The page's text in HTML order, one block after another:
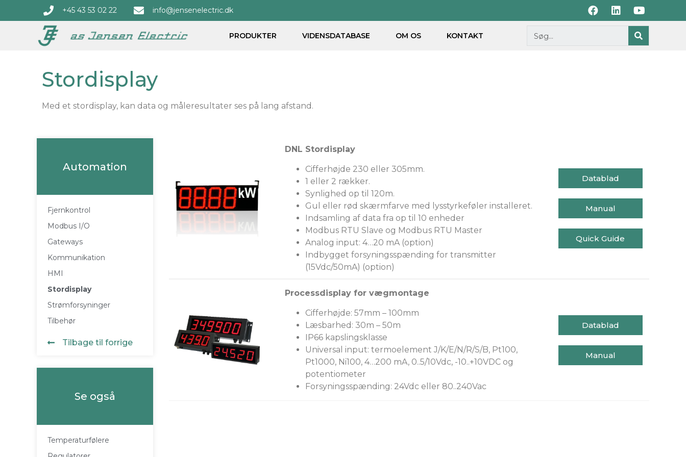
+45 43 53 02 22 info@jensenelectric.dk
PRODUKTER VIDENSDATABASE OM OS KONTAKT
Stordisplay
Med et stordisplay, kan data og måleresultater ses på lang afstand.
Automation
Fjernkontrol
Modbus I/O
Gateways
Kommunikation
HMI
Stordisplay
Strømforsyninger
Tilbehør
Tilbage til forrige
Se også
Temperaturfølere
DNL Stordisplay
Cifferhøjde 230 eller 305mm.
1 eller 2 rækker.
Synlighed op til 120m.
Gul eller rød skærmfarve med lysstyrkeføler installeret.
Indsamling af data fra op til 10 enheder
Modbus RTU Slave og Modbus RTU Master
Analog input: 4…20 mA (option)
Indbygget forsyningsspænding for transmitter
(15Vdc/50mA) (option)
Datablad
Manual
Quick Guide
Processdisplay for vægmontage
Cifferhøjde: 57mm – 100mm
Læsbarhed: 30m – 50m
IP66 kapslingsklasse
Universal input: termoelement J/K/E/N/R/S/B, Pt100,
Pt1000, Ni100, 4…200 mA, 0..5/10Vdc, -10..+10VDC og
potentiometer
Forsyningsspænding: 24Vdc eller 80..240Vac
Datablad
Manual